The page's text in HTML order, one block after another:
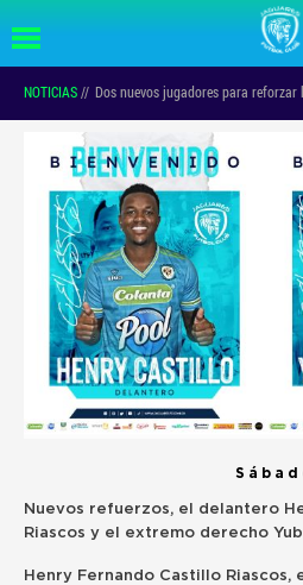
Pasar al
principal
NOTICIAS// Dos nuevos jugadores para
Nuevos refuerzos, el delantero
Riascos y el extremo derecho
Henry Fernando Castillo Riascos,